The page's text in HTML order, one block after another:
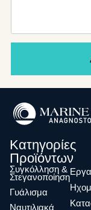
Κατηγορίες
Προϊόντων
Συγκόλληση &
Στεγανοποίηση
Γυάλισμα
Ναυτιλιακά